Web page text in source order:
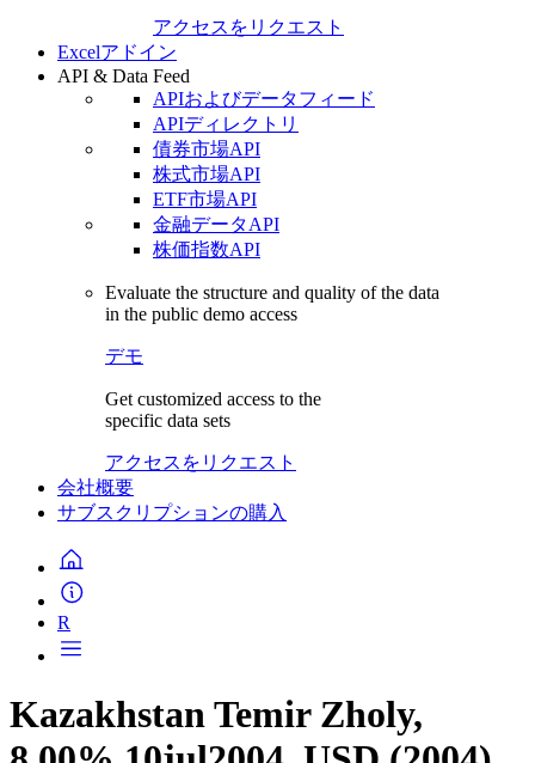
アクセスをリクエスト
Excelアドイン
API & Data Feed
APIおよびデータフィード
APIディレクトリ
債券市場API
株式市場API
ETF市場API
金融データAPI
株価指数API
Evaluate the structure and quality of the data
in the public demo access
デモ
Get customized access to the
specific data sets
アクセスをリクエスト
会社概要
サブスクリプションの購入
R
Kazakhstan Temir Zholy,